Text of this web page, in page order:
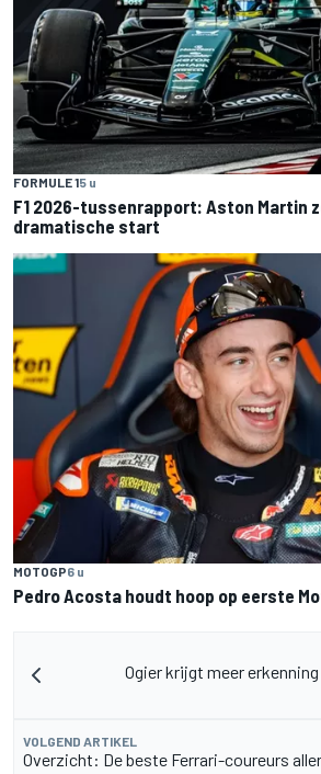
FORMULE 15 u
F1 2026-tussenrapport: Aston Martin
dramatische start
MOTOGP6 u
Pedro Acosta houdt hoop op eerste
Ogier krijgt meer
VOLGEND ARTIKEL
Overzicht: De beste Ferrari-coureurs